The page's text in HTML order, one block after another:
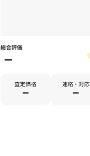
総合評価
－
査定価格
－
連絡・対応
－